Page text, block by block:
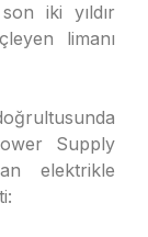
iki yıldır
limanı
Supply
elektrikle